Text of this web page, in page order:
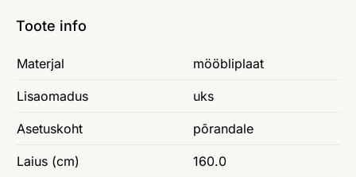
Toote info
Materjal mööbliplaat
Lisaomadus uks
Asetuskoht põrandale
Laius (cm) 160.0